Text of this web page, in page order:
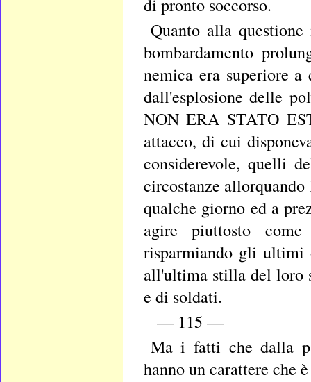
di pronto soccorso.
Quanto alla
bombardamento
nemica era superiore
dall'esplosione delle
NON ERA STATO
attacco, di cui
considerevole, quelli
circostanze
qualche giorno ed a
agire piuttosto
risparmiando gli ultimi
all'ultima stilla del loro
e di soldati.
— 115 —
Ma i fatti che dalla
hanno un carattere che